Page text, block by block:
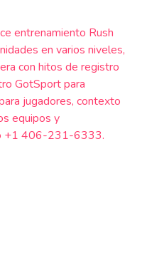
entrenamiento Rush
en varios niveles,
con hitos de registro
GotSport para
jugadores, contexto
equipos y
+1 406-231-6333.